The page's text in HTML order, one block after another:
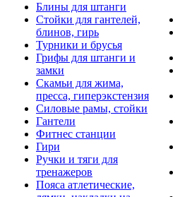
Блины для штанги
Стойки для гантелей,
блинов, гирь
Турники и брусья
Грифы для штанги и
замки
Скамьи для жима,
пресса, гиперэкстензия
Силовые рамы, стойки
Гантели
Фитнес станции
Гири
Ручки и тяги для
тренажеров
Пояса атлетические,